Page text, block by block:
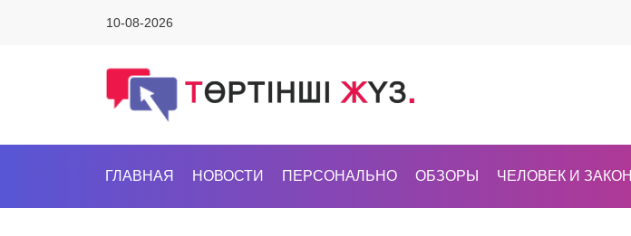
10-08-2026
ГЛАВНАЯ НОВОСТИ ПЕРСОНАЛЬНО ОБЗОРЫ ЧЕЛОВЕК И ЗАКОН